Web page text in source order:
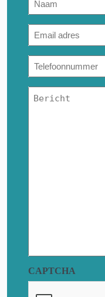
(Vereist)
mailadres
(Vereist)
CAPTCHA